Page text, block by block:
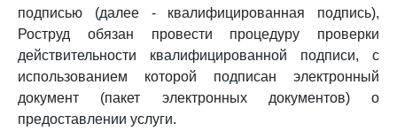
подписью (далее - квалифицированная подпись),
Роструд обязан провести процедуру проверки
действительности квалифицированной подписи, с
использованием которой подписан электронный
документ (пакет электронных документов) о
предоставлении услуги.